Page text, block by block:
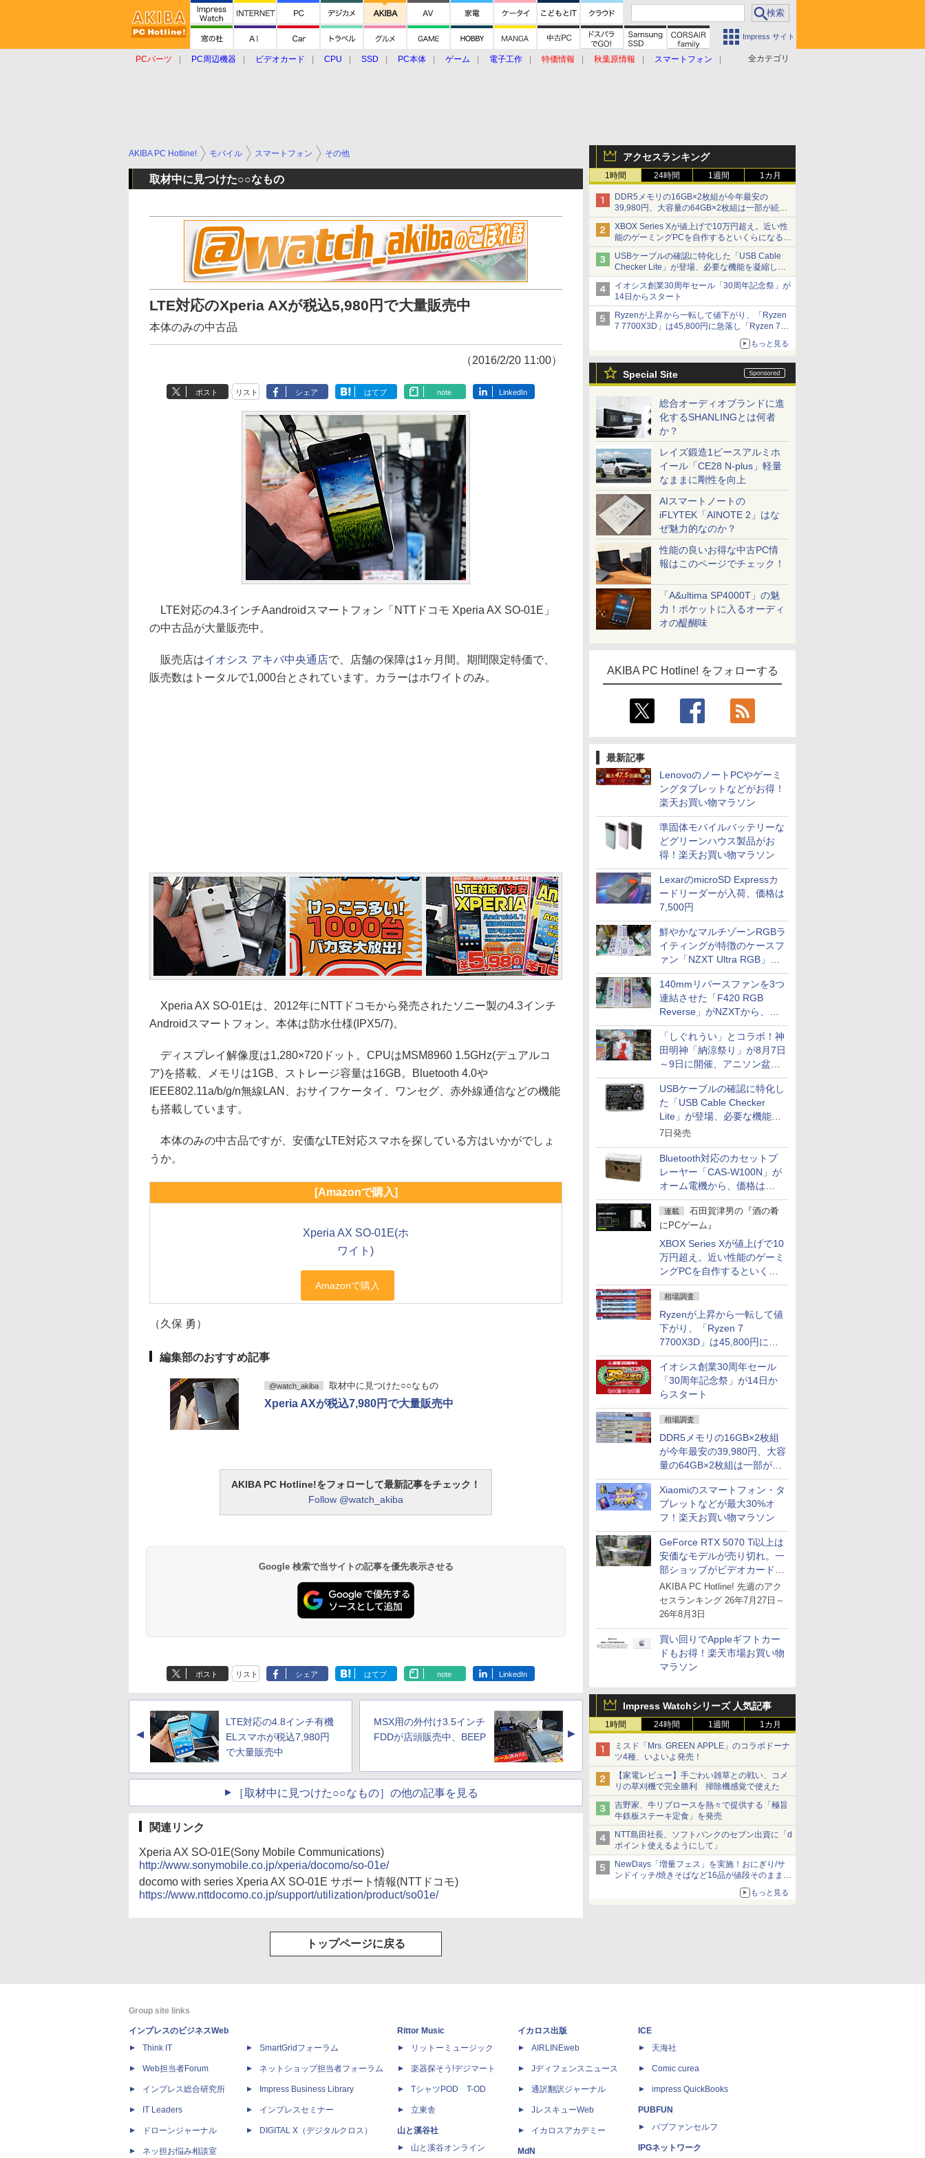
Impress サイト
全カテゴリ
PCパーツ PC周辺機器 ビデオカード CPU SSD PC本体 ゲーム 電子工作 特価情報 秋葉原情報
スマートフォン
アクセスランキング
1時間 24時間 1週間 1カ月
DDR5メモリの16GB×2枚組が今年最安の
39,980円、大容量の64GB×2枚組は一部が続騰
[8月前半のメモリ価格]
XBOX Series Xが値上げで10万円超え。近い性
能のゲーミングPCを自作するといくらになる？
【石田賀津男の『酒の肴にPCゲーム』】
USBケーブルの確認に特化した「USB Cable
Checker Lite」が登場、必要な機能を凝縮しコ
ンパクトに 7日発売
イオシス創業30周年セール「30周年記念祭」が
14日からスタート
Ryzenが上昇から一転して値下がり、「Ryzen
7 7700X3D」は45,800円に急落し「Ryzen 7
7800X3D」との価格逆転解消 [8月前半のCPU
もっと見る
Special Site
総合オーディオブランドに進
化するSHANLINGとは何者
か？
レイズ鍛造1ピースアルミホ
イール「CE28 N-plus」軽量
なままに剛性を向上
AIスマートノートの
iFLYTEK「AINOTE 2」はな
ぜ魅力的なのか？
性能の良いお得な中古PC情
報はこのページでチェック！
「A&ultima SP4000T」の魅
力！ポケットに入るオーディ
オの醍醐味
AKIBA PC Hotline! をフォローする
最新記事
LenovoのノートPCやゲーミ
ングタブレットなどがお得！
楽天お買い物マラソン
準固体モバイルバッテリーな
どグリーンハウス製品がお
得！楽天お買い物マラソン
LexarのmicroSD Expressカ
ードリーダーが入荷、価格は
7,500円
鮮やかなマルチゾーンRGBラ
イティングが特徴のケースフ
ァン「NZXT Ultra RGB」が
発売、計8製品
140mmリバースファンを3つ
連結させた「F420 RGB
Reverse」がNZXTから、単
一フレーム採用
「しぐれうい」とコラボ！神
田明神「納涼祭り」が8月7日
～9日に開催、アニソン盆踊
りや屋台グルメなどもあり
USBケーブルの確認に特化し
た「USB Cable Checker
Lite」が登場、必要な機能を
凝縮しコンパクトに
7日発売
Bluetooth対応のカセットプ
レーヤー「CAS-W100N」が
オーム電機から、価格は
5,940円
連載
石田賀津男の『酒の肴
にPCゲーム』
XBOX Series Xが値上げで10
万円超え。近い性能のゲーミ
ングPCを自作するといくら
になる？
相場調査
Ryzenが上昇から一転して値
下がり、「Ryzen 7
7700X3D」は45,800円に急
落し「Ryzen 7 7800X3D」
との価格逆転解消 [8月前半の
CPU価格]
イオシス創業30周年セール
「30周年記念祭」が14日か
らスタート
相場調査
DDR5メモリの16GB×2枚組
が今年最安の39,980円、大容
量の64GB×2枚組は一部が続
騰 [8月前半のメモリ価格]
Xiaomiのスマートフォン・タ
ブレットなどが最大30%オ
フ！楽天お買い物マラソン
GeForce RTX 5070 Ti以上は
安価なモデルが売り切れ。一
部ショップがビデオカードの
購入制限を実施したニュース
が注目を集める
AKIBA PC Hotline! 先週のアク
セスランキング 26年7月27日～
26年8月3日
買い回りでAppleギフトカー
ドもお得！楽天市場お買い物
マラソン
Impress Watchシリーズ 人気記事
1時間 24時間 1週間 1カ月
ミスド「Mrs. GREEN APPLE」のコラボドーナ
ツ4種、いよいよ発売！
【家電レビュー】手ごわい雑草との戦い、コメ
リの草刈機で完全勝利 掃除機感覚で使えた
吉野家、牛リブロースを熱々で提供する「極旨
牛鉄板ステーキ定食」を発売
NTT島田社長、ソフトバンクのセブン出資に「d
ポイント使えるようにして」
NewDays「増量フェス」を実施！おにぎり/サ
ンドイッチ/焼きそばなど16品が値段そのままで
もっと見る
AKIBA PC Hotline! モバイル スマートフォン その他
取材中に見つけた○○なもの
LTE対応のXperia AXが税込5,980円で大量販売中
本体のみの中古品
（2016/2/20 11:00）
ポスト リスト シェア はてブ note LinkedIn
LTE対応の4.3インチAandroidスマートフォン「NTTドコモ Xperia AX SO-01E」
の中古品が大量販売中。
販売店はイオシス アキバ中央通店で、店舗の保障は1ヶ月間。期間限定特価で、
販売数はトータルで1,000台とされています。カラーはホワイトのみ。
Xperia AX SO-01Eは、2012年にNTTドコモから発売されたソニー製の4.3インチ
Androidスマートフォン。本体は防水仕様(IPX5/7)。
ディスプレイ解像度は1,280×720ドット。CPUはMSM8960 1.5GHz(デュアルコ
ア)を搭載、メモリは1GB、ストレージ容量は16GB。Bluetooth 4.0や
IEEE802.11a/b/g/n無線LAN、おサイフケータイ、ワンセグ、赤外線通信などの機能
も搭載しています。
本体のみの中古品ですが、安価なLTE対応スマホを探している方はいかがでしょ
うか。
[Amazonで購入]
Xperia AX SO-01E(ホ
ワイト)
（久保 勇）
編集部のおすすめ記事
@watch_akiba 取材中に見つけた○○なもの
Xperia AXが税込7,980円で大量販売中
AKIBA PC Hotline!をフォローして最新記事をチェック！
Follow @watch_akiba
Google 検索で当サイトの記事を優先表示させる
ポスト リスト シェア はてブ note LinkedIn
▲
LTE対応の4.8インチ有機
ELスマホが税込7,980円
で大量販売中
MSX用の外付け3.5インチ
FDDが店頭販売中、BEEP
▲
［取材中に見つけた○○なもの］の他の記事を見る
関連リンク
Xperia AX SO-01E(Sony Mobile Communications)
http://www.sonymobile.co.jp/xperia/docomo/so-01e/
docomo with series Xperia AX SO-01E サポート情報(NTTドコモ)
https://www.nttdocomo.co.jp/support/utilization/product/so01e/
トップページに戻る
Group site links
インプレスのビジネスWeb
Think IT
Web担当者Forum
インプレス総合研究所
IT Leaders
ドローンジャーナル
ネッ担お悩み相談室
SmartGridフォーラム
ネットショップ担当者フォーラム
Impress Business Library
インプレスセミナー
DIGITAL X（デジタルクロス）
Rittor Music
リットーミュージック
楽器探そう!デジマート
TシャツPOD T-OD
立東舎
山と溪谷社
山と溪谷オンライン
イカロス出版
AIRLINEweb
Jディフェンスニュース
通訳翻訳ジャーナル
JレスキューWeb
イカロスアカデミー
MdN
ICE
天海社
Comic curea
impress QuickBooks
PUBFUN
パブファンセルフ
IPGネットワーク